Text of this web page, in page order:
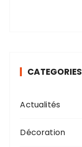
CATEGORIES
Actualités
Décoration